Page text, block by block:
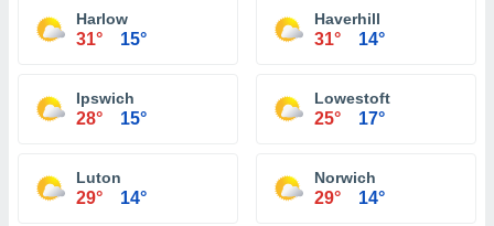
Harlow
31° 15°
Haverhill
31° 14°
Ipswich
28° 15°
Lowestoft
25° 17°
Luton
29° 14°
Norwich
29° 14°